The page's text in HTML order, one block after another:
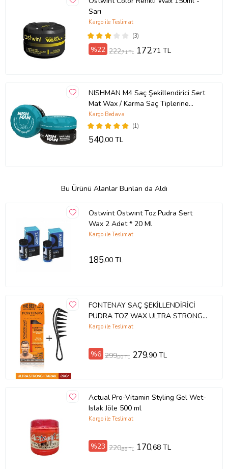
Sarı
(3)
Kargo ile Teslimat
%22 222,71 TL 172,71 TL
NISHMAN M4 Saç Şekillendirici Sert
Mat Wax / Karma Saç Tiplerine
Yönelik 100 ML
(1)
Kargo Bedava
540,00 TL
Bu Ürünü Alanlar Bunları da Aldı
Ostwint Ostwınt Toz Pudra Sert
Wax 2 Adet * 20 Ml
Kargo ile Teslimat
185,00 TL
FONTENAY SAÇ ŞEKİLLENDİRİCİ
PUDRA TOZ WAX ULTRA STRONG
TURUNCU 20GR + ŞEKİL TARAĞI
Kargo ile Teslimat
%6 299,00 TL 279,90 TL
Actual Pro-Vitamin Styling Gel Wet-
Islak Jöle 500 ml
Kargo ile Teslimat
%23 220,68 TL 170,68 TL